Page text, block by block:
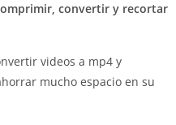
convertir y recortar
videos a mp4 y
mucho espacio en su